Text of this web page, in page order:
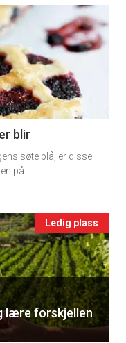
blir
søte blå, er disse
på.
Ledig plass
lære forskjellen